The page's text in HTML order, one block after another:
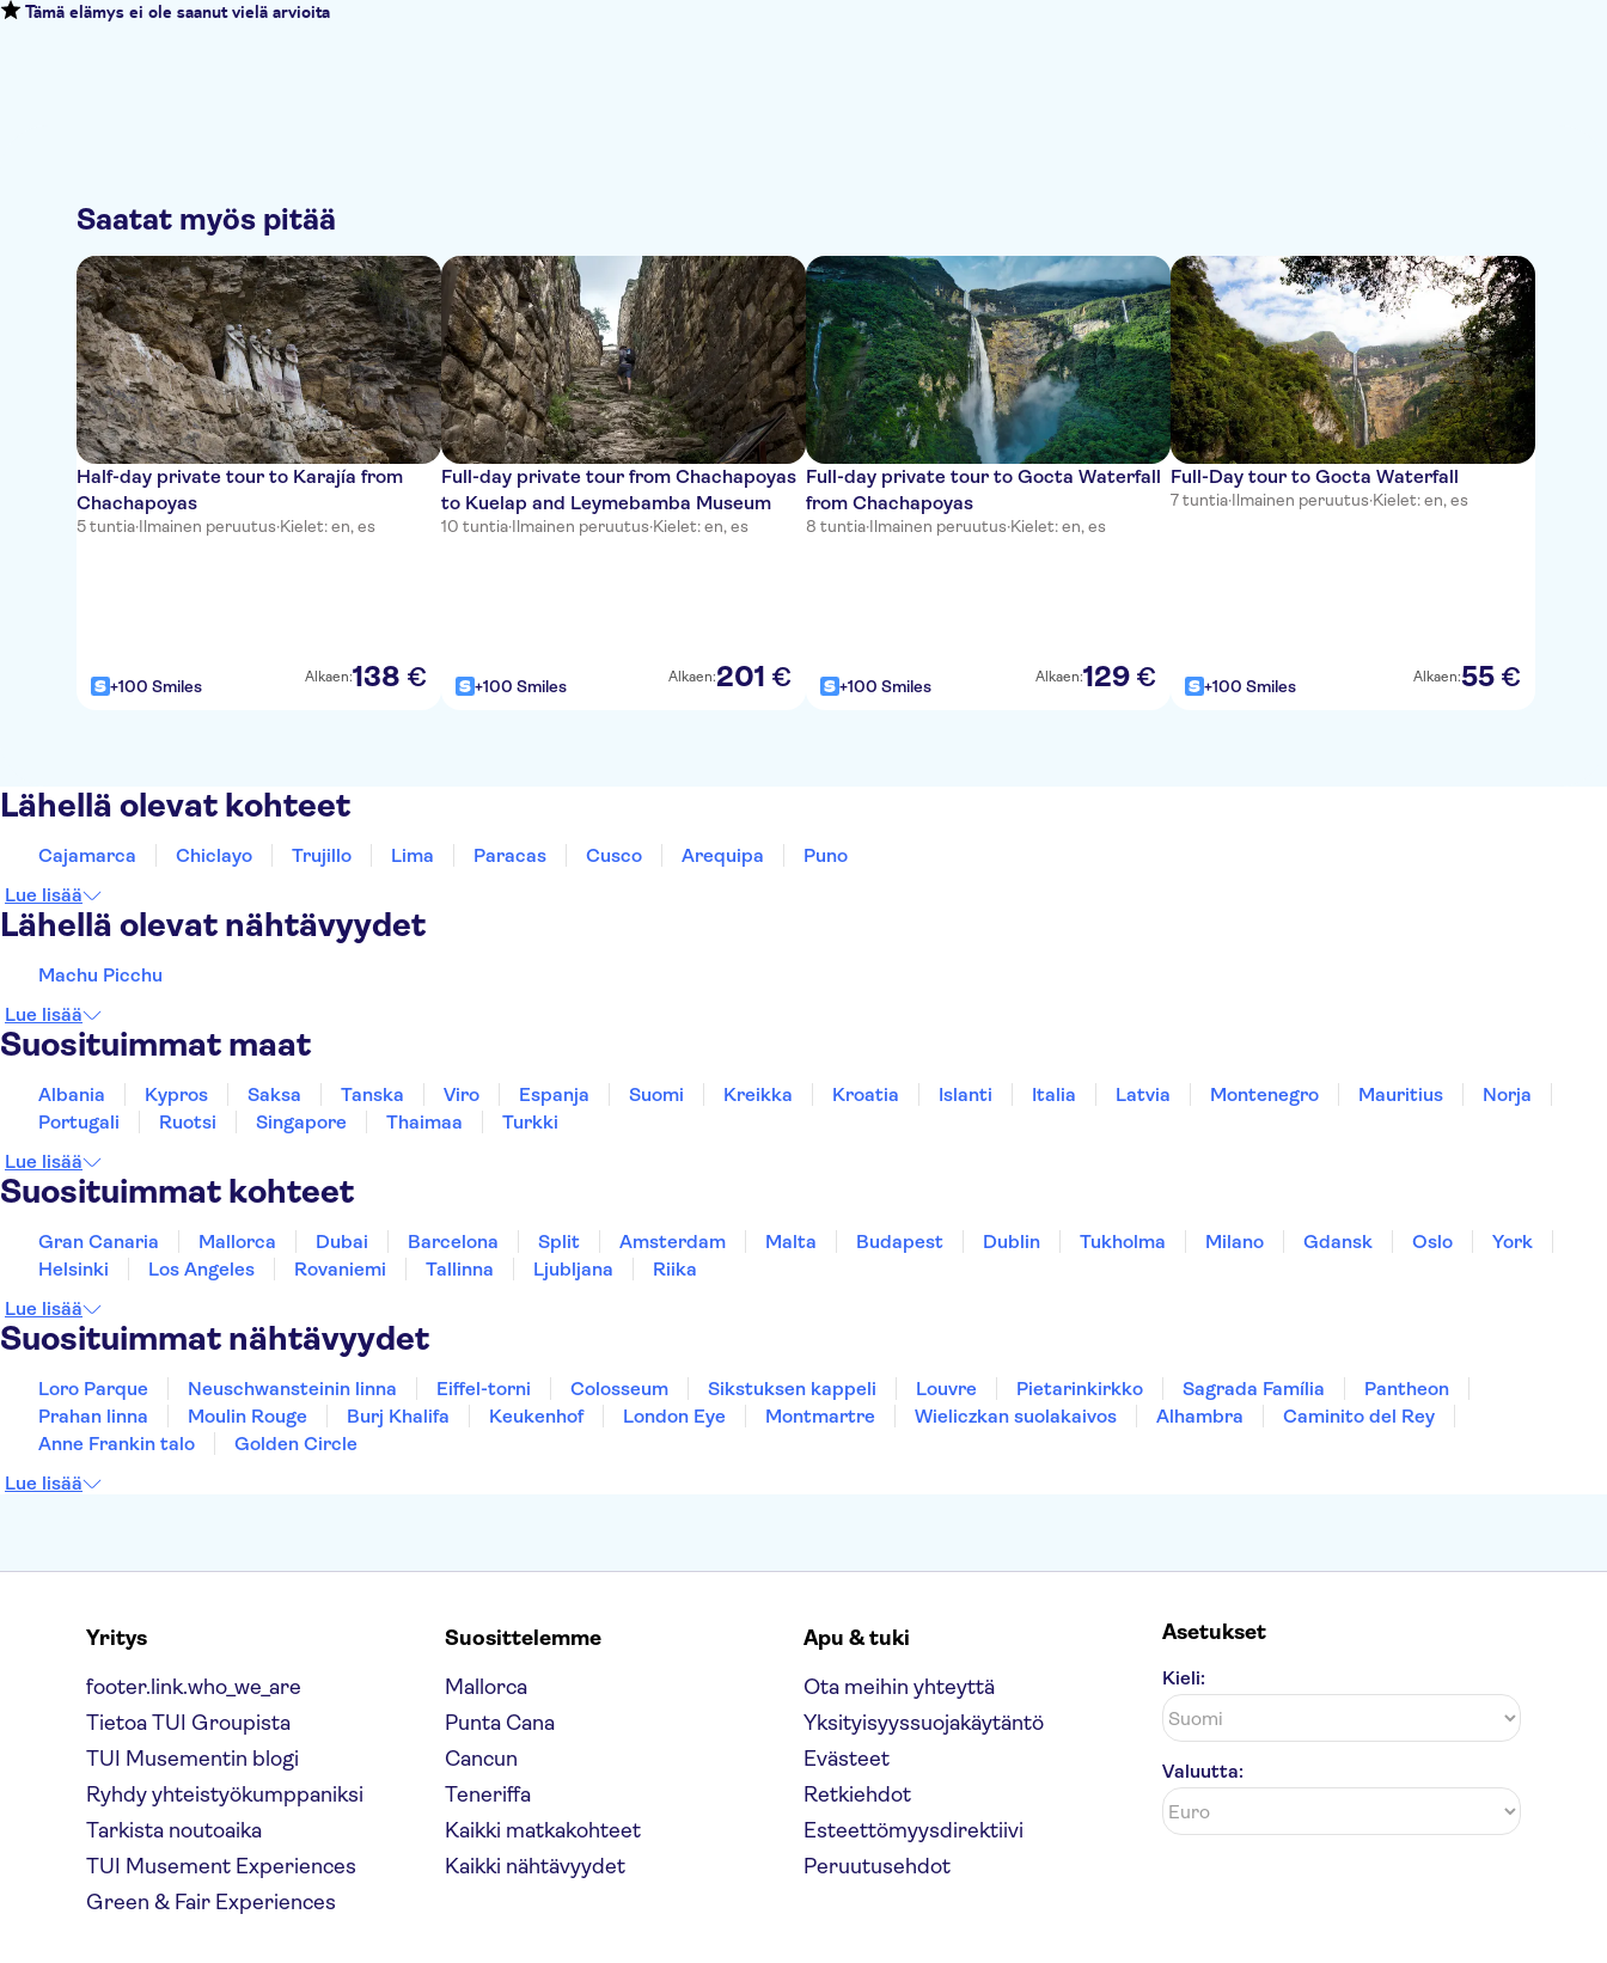
Tämä elämys ei ole saanut vielä arvioita
Saatat myös pitää
Half-day private tour to Karajía from
Chachapoyas
5 tuntia·Ilmainen peruutus·Kielet: en, es
+100 Smiles Alkaen:138 €
Full-day private tour from Chachapoyas
to Kuelap and Leymebamba Museum
10 tuntia·Ilmainen peruutus·Kielet: en, es
+100 Smiles Alkaen:201 €
Full-day private tour to Gocta Waterfall
from Chachapoyas
8 tuntia·Ilmainen peruutus·Kielet: en, es
+100 Smiles Alkaen:129 €
Full-Day tour to Gocta Waterfall
7 tuntia·Ilmainen peruutus·Kielet: en, es
+100 Smiles Alkaen:55 €
Lähellä olevat kohteet
Cajamarca Chiclayo Trujillo Lima Paracas Cusco Arequipa
Puno
Lue lisää
Lähellä olevat nähtävyydet
Machu Picchu
Lue lisää
Suosituimmat maat
Albania Kypros Saksa Tanska Viro Espanja Suomi Kreikka Kroatia Islanti Italia Latvia Montenegro Mauritius
Norja
Portugali
Ruotsi Singapore Thaimaa
Turkki
Lue lisää
Suosituimmat kohteet
Gran Canaria Mallorca Dubai Barcelona Split Amsterdam Malta Budapest Dublin Tukholma Milano Gdansk Oslo
York
Helsinki
Los Angeles Rovaniemi Tallinna Ljubljana
Riika
Lue lisää
Suosituimmat nähtävyydet
Loro Parque Neuschwansteinin linna Eiffel-torni Colosseum Sikstuksen kappeli Louvre Pietarinkirkko Sagrada Família
Pantheon
Prahan linna
Moulin Rouge Burj Khalifa Keukenhof London Eye Montmartre Wieliczkan suolakaivos Alhambra
Caminito del Rey
Anne Frankin talo
Golden Circle
Lue lisää
Yritys
footer.link.who_we_are
Tietoa TUI Groupista
TUI Musementin blogi
Ryhdy yhteistyökumppaniksi
Tarkista noutoaika
TUI Musement Experiences
Green & Fair Experiences
Suosittelemme
Mallorca
Punta Cana
Cancun
Teneriffa
Kaikki matkakohteet
Kaikki nähtävyydet
Apu & tuki
Ota meihin yhteyttä
Yksityisyyssuojakäytäntö
Evästeet
Retkiehdot
Esteettömyysdirektiivi
Peruutusehdot
Asetukset
Kieli:
Valuutta: